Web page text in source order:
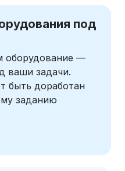
под
оборудование —
ваши задачи.
быть доработан
заданию